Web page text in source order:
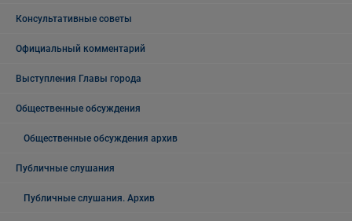
Консультативные советы
Официальный комментарий
Выступления Главы города
Общественные обсуждения
Общественные обсуждения архив
Публичные слушания
Публичные слушания. Архив